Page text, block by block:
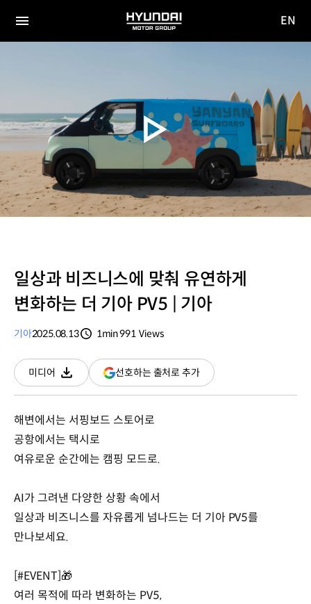
전체
HYUNDAI
MOTOR
EN
일상과 비즈니스에 맞춰 유연하게
변화하는 더 기아 PV5 | 기아
기아2025.08.13
1min991 Views
미디어
다운로드
선호하는 출처로 추가(새
창
해변에서는 서핑보드 스토어로
공항에서는 택시로
여유로운 순간에는 캠핑 모드로.
AI가 그려낸 다양한 상황 속에서
일상과 비즈니스를 자유롭게 넘나드는 더 기아 PV5를
만나보세요.
[#EVENT]🎁
여러 목적에 따라 변화하는 PV5,